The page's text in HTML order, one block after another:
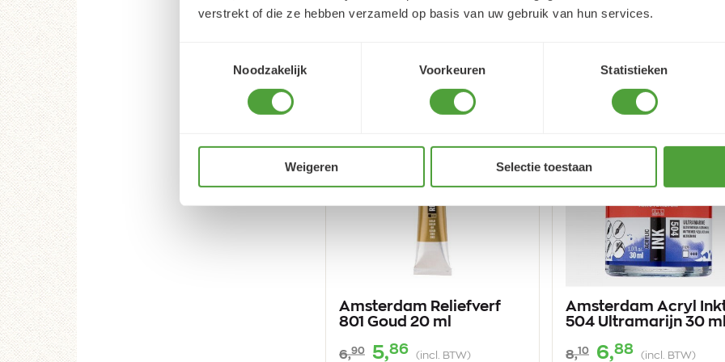
verstrekt of die ze hebben verzameld op basis van uw gebruik van hun services.
Noodzakelijk
Voorkeuren Statistieken
Weigeren Selectie toestaan
Aantal +Plus
Aantal +Plus
Amsterdam Reliefverf
801 Goud 20 ml
6,90 5,86 (incl. BTW)
Amsterdam Acryl
504 Ultramarijn 30 ml
8,10 6,88 (incl. BTW)